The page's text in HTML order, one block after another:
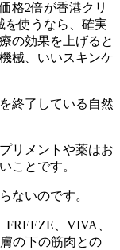
格2倍が香港クリ
を使うなら、確実
の効果を上げると
械、いいスキンケ
終了している自然
リメントや薬はお
ことです。
ないのです。
、VIVA、
の下の筋肉との